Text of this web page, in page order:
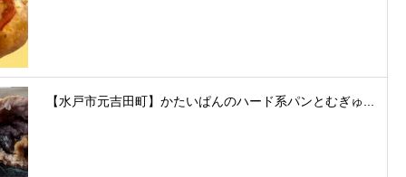
【水戸市元吉田町】かたいぱんのハード系パンとむぎゅ...